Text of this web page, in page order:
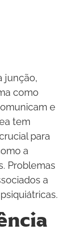
junção,
como
e
tem
para
a
Problemas
a